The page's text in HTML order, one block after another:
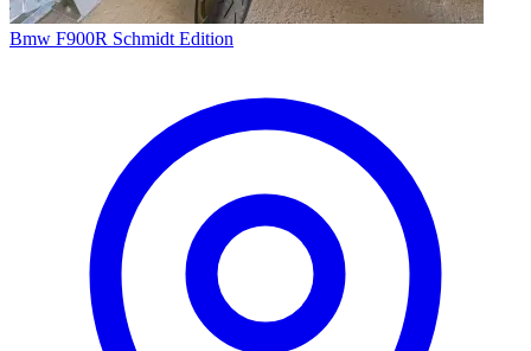
Bmw F900R Schmidt Edition